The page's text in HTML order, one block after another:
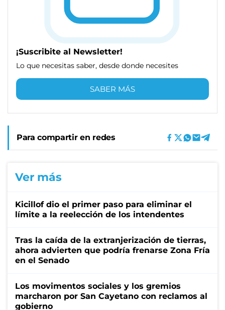
¡Suscribite al Newsletter!
Lo que necesitas saber, desde donde necesites
SABER MÁS
Para compartir en redes
Ver más
Kicillof dio el primer paso para eliminar el
límite a la reelección de los intendentes
Tras la caída de la extranjerización de tierras,
ahora advierten que podría frenarse Zona Fría
en el Senado
Los movimentos sociales y los gremios
marcharon por San Cayetano con reclamos al
gobierno